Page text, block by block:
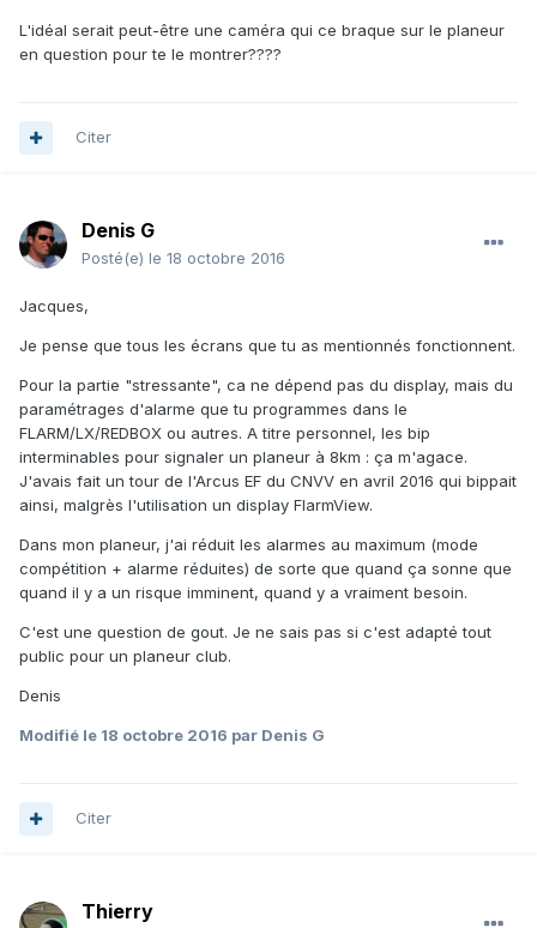
L'idéal serait peut-être une caméra qui ce braque sur le planeur
en question pour te le montrer????
Citer
Denis G
Posté(e) le 18 octobre 2016
Jacques,
Je pense que tous les écrans que tu as mentionnés fonctionnent.
Pour la partie "stressante", ca ne dépend pas du display, mais du
paramétrages d'alarme que tu programmes dans le
FLARM/LX/REDBOX ou autres. A titre personnel, les bip
interminables pour signaler un planeur à 8km : ça m'agace.
J'avais fait un tour de l'Arcus EF du CNVV en avril 2016 qui bippait
ainsi, malgrès l'utilisation un display FlarmView.
Dans mon planeur, j'ai réduit les alarmes au maximum (mode
compétition + alarme réduites) de sorte que quand ça sonne que
quand il y a un risque imminent, quand y a vraiment besoin.
C'est une question de gout. Je ne sais pas si c'est adapté tout
public pour un planeur club.
Denis
Modifié le 18 octobre 2016 par Denis G
Citer
Thierry